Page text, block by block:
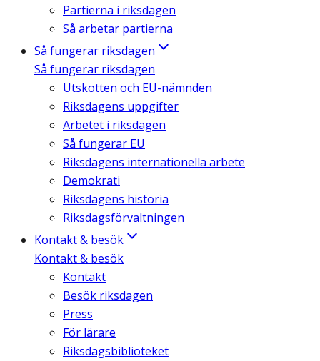
Partierna i riksdagen
Så arbetar partierna
Så fungerar riksdagen
Så fungerar riksdagen
Utskotten och EU-nämnden
Riksdagens uppgifter
Arbetet i riksdagen
Så fungerar EU
Riksdagens internationella arbete
Demokrati
Riksdagens historia
Riksdagsförvaltningen
Kontakt & besök
Kontakt & besök
Kontakt
Besök riksdagen
Press
För lärare
Riksdagsbiblioteket